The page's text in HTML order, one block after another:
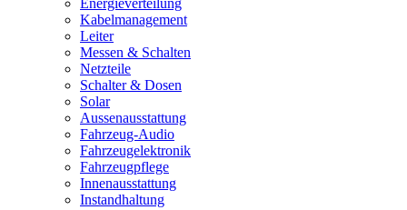
Energieverteilung
Kabelmanagement
Leiter
Messen & Schalten
Netzteile
Schalter & Dosen
Solar
Aussenausstattung
Fahrzeug-Audio
Fahrzeugelektronik
Fahrzeugpflege
Innenausstattung
Instandhaltung